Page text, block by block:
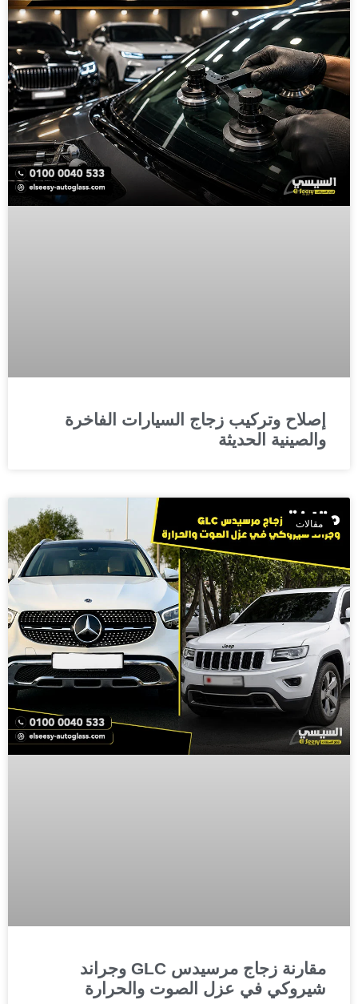
إصلاح وتركيب زجاج السيارات الفاخرة
والصينية الحديثة
مقالات
مقارنة زجاج مرسيدس GLC وجراند
شيروكي في عزل الصوت والحرارة